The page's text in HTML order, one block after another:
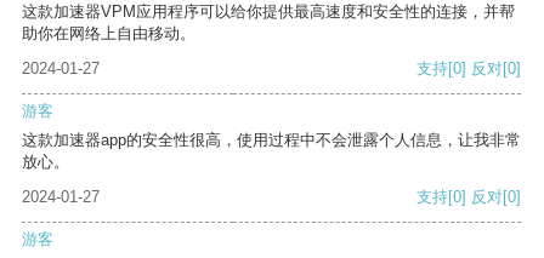
这款加速器VPM应用程序可以给你提供最高速度和安全性的连接，并帮
助你在网络上自由移动。
2024-01-27
支持[0] 反对[0]
游客
这款加速器app的安全性很高，使用过程中不会泄露个人信息，让我非常
放心。
2024-01-27
支持[0] 反对[0]
游客